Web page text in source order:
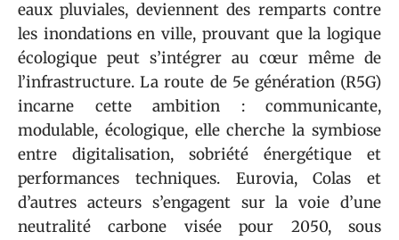
eaux pluviales, deviennent des remparts contre
les inondations en ville, prouvant que la logique
écologique peut s’intégrer au cœur même de
l’infrastructure. La route de 5e génération (R5G)
incarne cette ambition : communicante,
modulable, écologique, elle cherche la symbiose
entre digitalisation, sobriété énergétique et
performances techniques. Eurovia, Colas et
d’autres acteurs s’engagent sur la voie d’une
neutralité carbone visée pour 2050, sous